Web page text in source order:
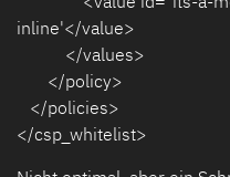
inline'</value>
</values>
</policy>
</policies>
</csp_whitelist>